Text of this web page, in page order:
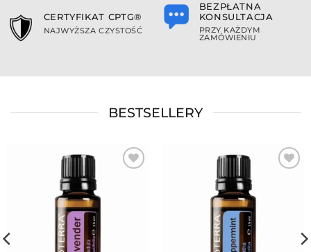
CERTYFIKAT CPTG®
NAJWYŻSZA CZYSTOŚĆ
BEZPŁATNA
KONSULTACJA
PRZY KAŻDYM
ZAMÓWIENIU
BESTSELLERY